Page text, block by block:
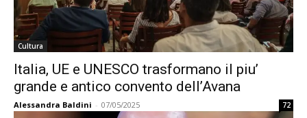
Cultura
Italia, UE e UNESCO trasformano il piu’
grande e antico convento dell’Avana
Alessandra Baldini - 07/05/2025 72